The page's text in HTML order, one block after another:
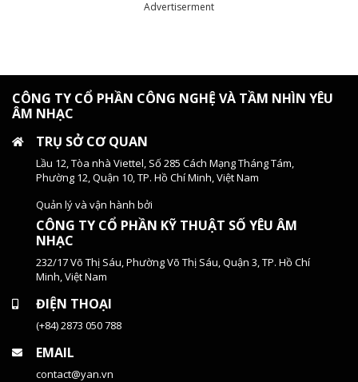
Advertiserment
CÔNG TY CỔ PHẦN CÔNG NGHỆ VÀ TẦM NHÌN YÊU
ÂM NHẠC
TRỤ SỞ CƠ QUAN
Lầu 12, Tòa nhà Viettel, Số 285 Cách Mạng Tháng Tám,
Phường 12, Quận 10, TP. Hồ Chí Minh, Việt Nam
Quản lý và vận hành bởi
CÔNG TY CỔ PHẦN KỸ THUẬT SỐ YÊU ÂM
NHẠC
232/17 Võ Thị Sáu, Phường Võ Thị Sáu, Quận 3, TP. Hồ Chí
Minh, Việt Nam
ĐIỆN THOẠI
(+84) 2873 050 788
EMAIL
contact@yan.vn